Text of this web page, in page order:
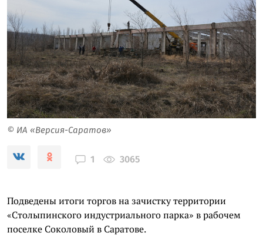
© ИА «Версия-Саратов»
1 3065
Подведены итоги торгов на зачистку территории
«Столыпинского индустриального парка» в рабочем
поселке Соколовый в Саратове.